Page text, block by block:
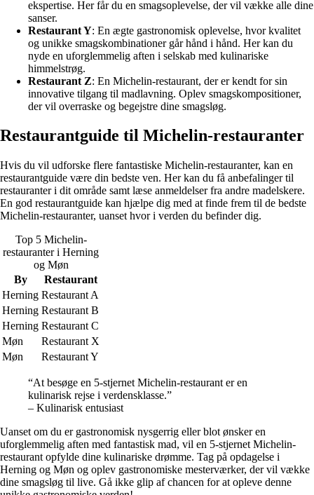
ekspertise. Her får du en smagsoplevelse, der vil vække alle dine
sanser.
Restaurant Y: En ægte gastronomisk oplevelse, hvor kvalitet
og unikke smagskombinationer går hånd i hånd. Her kan du
nyde en uforglemmelig aften i selskab med kulinariske
himmelstrøg.
Restaurant Z: En Michelin-restaurant, der er kendt for sin
innovative tilgang til madlavning. Oplev smagskompositioner,
der vil overraske og begejstre dine smagsløg.
Restaurantguide til Michelin-restauranter
Hvis du vil udforske flere fantastiske Michelin-restauranter, kan en
restaurantguide være din bedste ven. Her kan du få anbefalinger til
restauranter i dit område samt læse anmeldelser fra andre madelskere.
En god restaurantguide kan hjælpe dig med at finde frem til de bedste
Michelin-restauranter, uanset hvor i verden du befinder dig.
Top 5 Michelin-
restauranter i Herning
og Møn
By
Restaurant
Herning Restaurant A
Herning Restaurant B
Herning Restaurant C
Møn
Restaurant X
Møn
Restaurant Y
“At besøge en 5-stjernet Michelin-restaurant er en
kulinarisk rejse i verdensklasse.”
– Kulinarisk entusiast
Uanset om du er gastronomisk nysgerrig eller blot ønsker en
uforglemmelig aften med fantastisk mad, vil en 5-stjernet Michelin-
restaurant opfylde dine kulinariske drømme. Tag på opdagelse i
Herning og Møn og oplev gastronomiske mesterværker, der vil vække
dine smagsløg til live. Gå ikke glip af chancen for at opleve denne